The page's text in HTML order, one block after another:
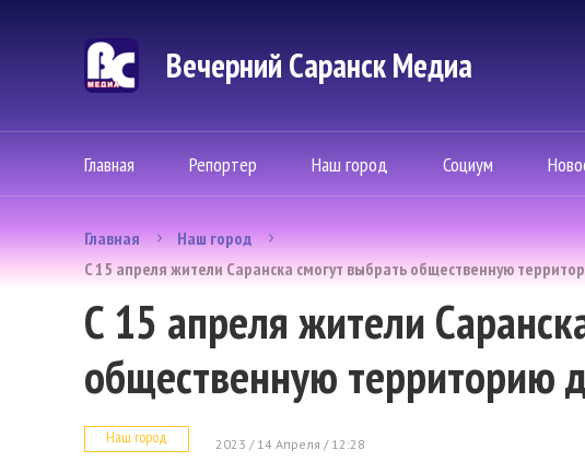
Вечерний Саранск Mедиа
Главная Репортер Наш город Социум
Главная
Наш город
C 15 апреля жители Саранска смогут выбрать общественную
C 15 апреля жители
общественную территорию
Наш город 2023 / 14 Апреля / 12:28